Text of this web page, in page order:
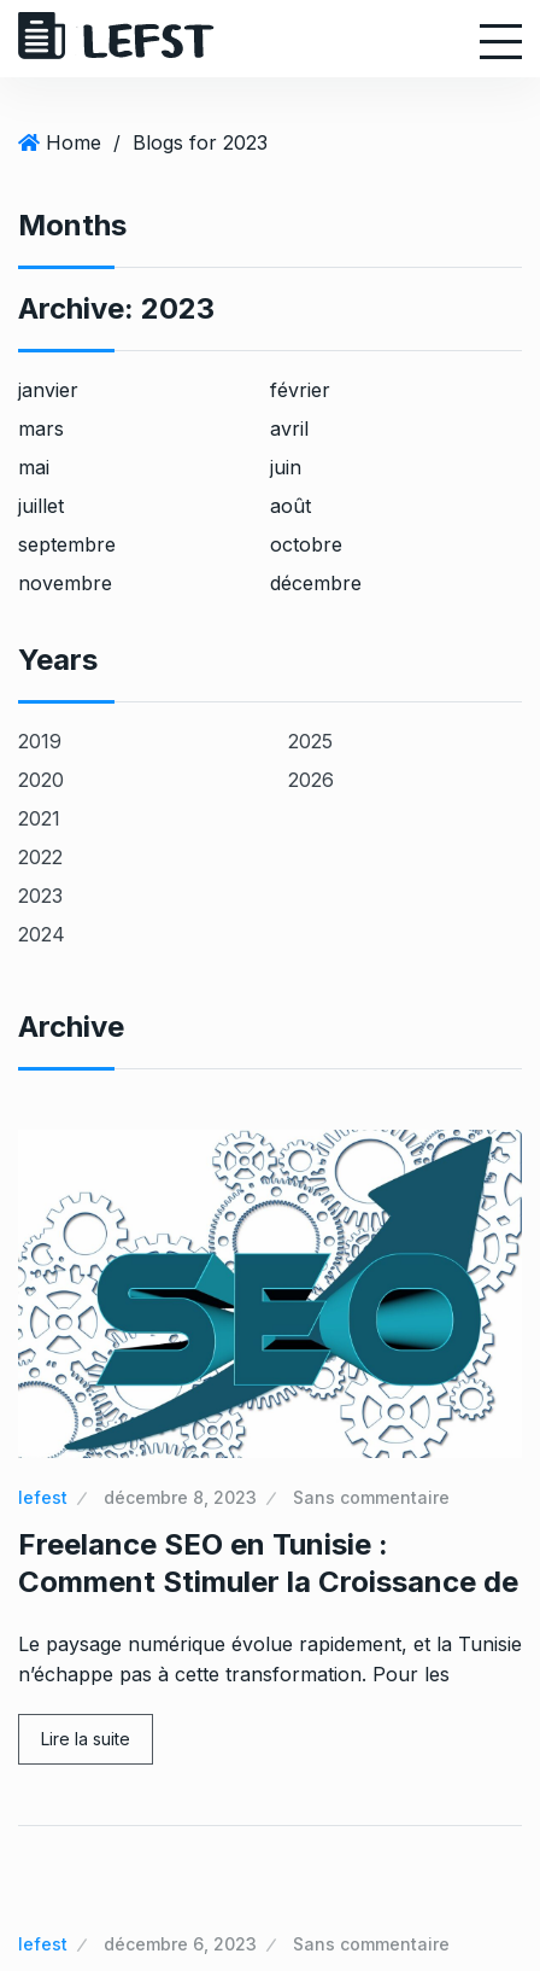
Home / Blogs for 2023
Months
Archive: 2023
janvier
février
mars
avril
mai
juin
juillet
août
septembre
octobre
novembre
décembre
Years
2019
2020
2021
2022
2023
2024
2025
2026
Archive
lefest décembre 8, 2023 Sans commentaire
Freelance SEO en Tunisie :
Comment Stimuler la Croissance de
Le paysage numérique évolue rapidement, et la Tunisie
n’échappe pas à cette transformation. Pour les
Lire la suite
lefest décembre 6, 2023 Sans commentaire